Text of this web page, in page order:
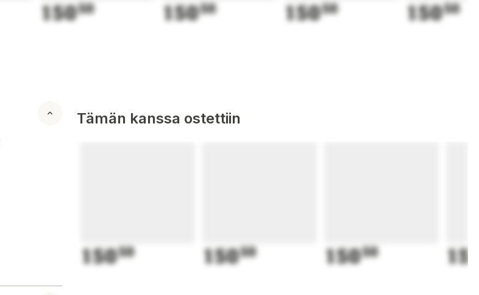
15050 15050 15050 15050
Tämän kanssa ostettiin
15050 15050 15050